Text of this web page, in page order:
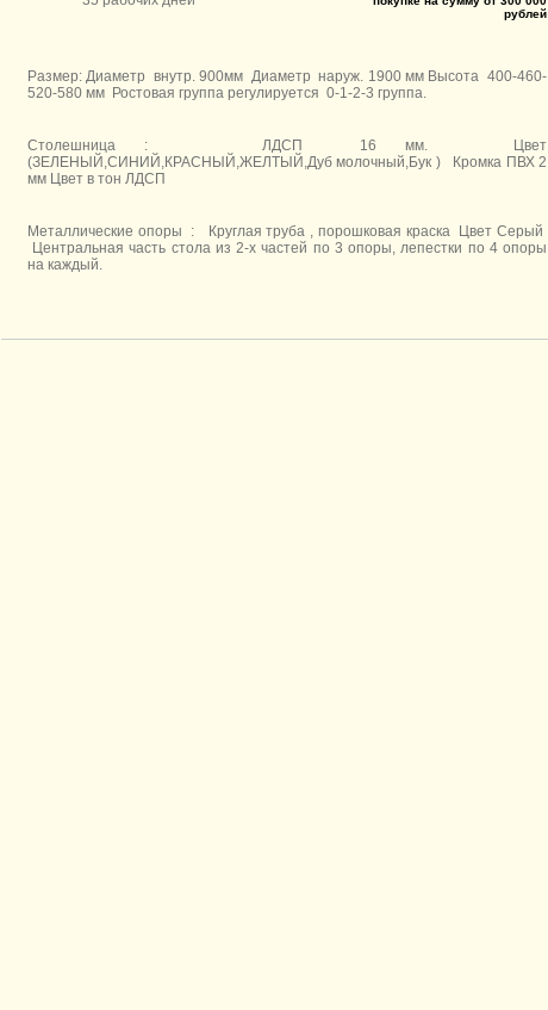
рублей
Размер: Диаметр внутр. 900мм Диаметр наруж. 1900 мм Высота 400-460-
520-580 мм Ростовая группа регулируется 0-1-2-3 группа.
Столешница : ЛДСП 16 мм. Цвет
(ЗЕЛЕНЫЙ,СИНИЙ,КРАСНЫЙ,ЖЕЛТЫЙ,Дуб молочный,Бук ) Кромка ПВХ 2
мм Цвет в тон ЛДСП
Металлические опоры : Круглая труба , порошковая краска Цвет Серый
Центральная часть стола из 2-х частей по 3 опоры, лепестки по 4 опоры
на каждый.